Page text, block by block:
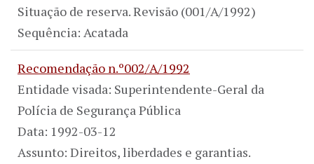
Situação de reserva. Revisão (001/A/1992)
Sequência: Acatada
Recomendação n.º002/A/1992
Entidade visada: Superintendente-Geral da
Polícia de Segurança Pública
Data: 1992-03-12
Assunto: Direitos, liberdades e garantias.